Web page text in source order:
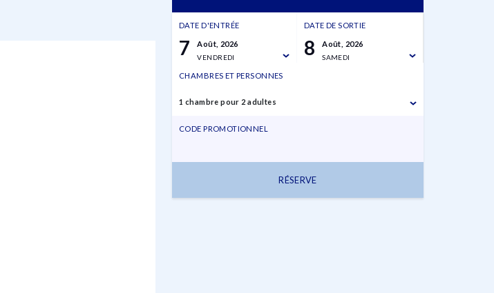
DATE D'ENTRÉE
7 Août, 2026
VENDREDI
DATE DE SORTIE
8 Août, 2026
SAMEDI
CHAMBRES ET PERSONNES
1 chambre pour 2 adultes
CODE PROMOTIONNEL
RÉSERVE